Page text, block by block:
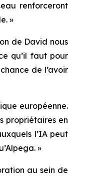
renforceront
»
de David nous
qu’il faut pour
de l’avoir
européenne.
propriétaires en
l’IA peut
»
au sein de